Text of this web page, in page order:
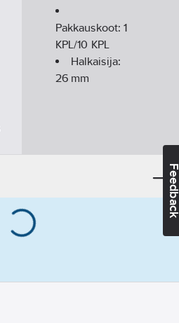
Pakkauskoot:1
KPL/10 KPL
Halkaisija:
26 mm